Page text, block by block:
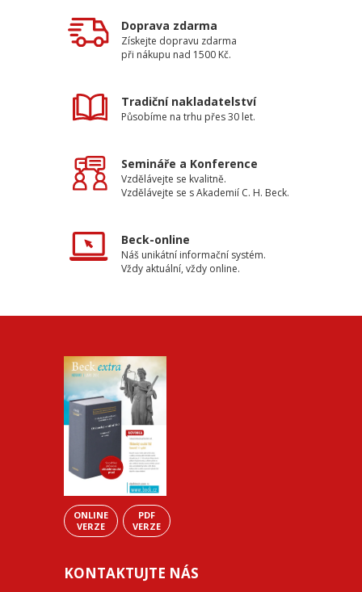
Doprava zdarma
Získejte dopravu zdarma
při nákupu nad 1500 Kč.
Tradiční nakladatelství
Působíme na trhu přes 30 let.
Semináře a Konference
Vzdělávejte se kvalitně.
Vzdělávejte se s Akademií C. H. Beck.
Beck-online
Náš unikátní informační systém.
Vždy aktuální, vždy online.
ONLINE
VERZE
PDF
VERZE
KONTAKTUJTE NÁS